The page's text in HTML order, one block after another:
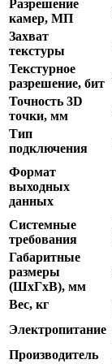
Разрешение
камер, МП
Захват
текстуры
Текстурное
разрешение, бит
Точность 3D
точки, мм
Тип
подключения
Формат
выходных
данных
Системные
требования
Габаритные
размеры
(ШхГхВ), мм
Вес, кг
Электропитание
Производитель